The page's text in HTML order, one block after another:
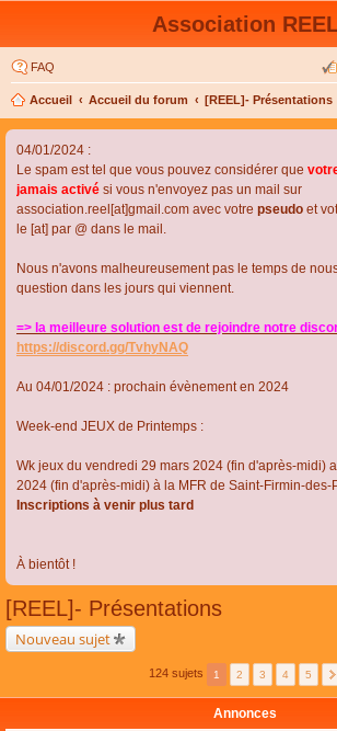
Association
FAQ
Accueil Accueil du forum [REEL]- Présentations
04/01/2024 :
Le spam est tel que vous pouvez considérer que
jamais activé si vous n'envoyez pas un mail sur
association.reel[at]gmail.com avec votre pseudo et
le [at] par @ dans le mail.
Nous n'avons malheureusement pas le temps de
question dans les jours qui viennent.
=> la meilleure solution est de rejoindre notre
https://discord.gg/TvhyNAQ
Au 04/01/2024 : prochain évènement en 2024
Week-end JEUX de Printemps :
Wk jeux du vendredi 29 mars 2024 (fin d'après-midi)
2024 (fin d'après-midi) à la MFR de Saint-Firmin-des-
Inscriptions à venir plus tard
À bientôt !
[REEL]- Présentations
Nouveau sujet
124 sujets 1 2 3 4 5
Annonces